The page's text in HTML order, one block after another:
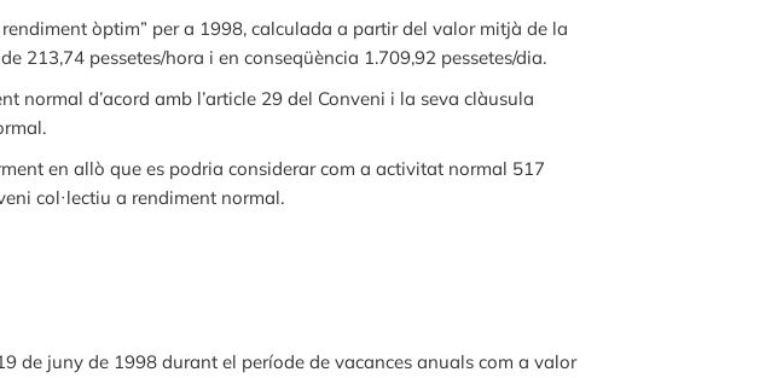
òptim” per a 1998, calculada a partir del valor mitjà de la
213,74 pessetes/hora i en conseqüència 1.709,92 pessetes/dia.
normal d’acord amb l’article 29 del Conveni i la seva clàusula
en allò que es podria considerar com a activitat normal 517
col·lectiu a rendiment normal.
de juny de 1998 durant el període de vacances anuals com a valor